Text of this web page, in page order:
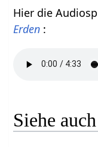
Hier die
Erden :
Siehe auch